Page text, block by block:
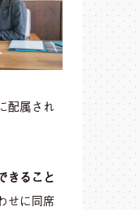
配属され
きること
せに同席